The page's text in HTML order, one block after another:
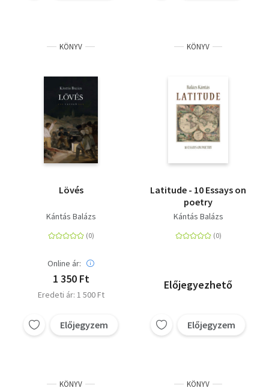
KÖNYV
Lövés
Kántás Balázs
Online ár:
1 350 Ft
Eredeti ár: 1 500 Ft
Előjegyzem
KÖNYV
Latitude - 10 Essays on
poetry
Kántás Balázs
Előjegyezhető
Előjegyzem
KÖNYV KÖNYV